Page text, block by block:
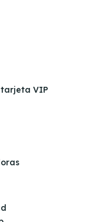
VIP